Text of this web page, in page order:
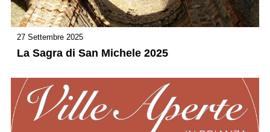
27 Settembre 2025
La Sagra di San Michele 2025